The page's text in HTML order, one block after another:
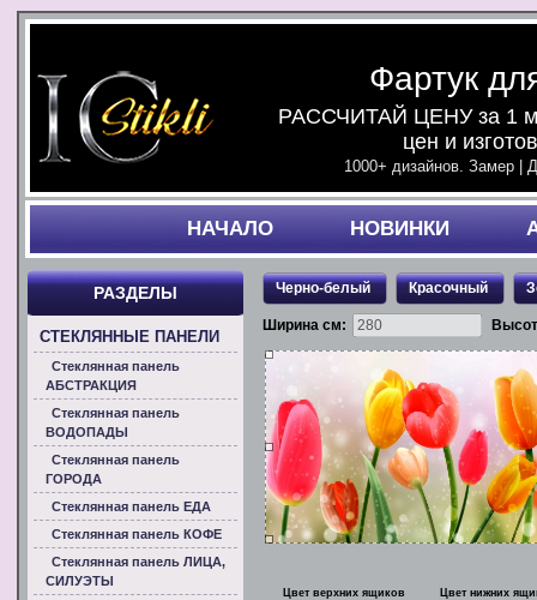
Фартук
РАССЧИТАЙ ЦЕНУ за 1
цен и
1000+ дизайнов. Замер |
НАЧАЛO НОВИНКИ
Черно-белый Красочный
Ширина см:
Цвет верхних ящиков Цвет нижних
РАЗДЕЛЫ
СТЕКЛЯННЫЕ ПАНЕЛИ
Стеклянная панель
АБСТРАКЦИЯ
Стеклянная панель
ВОДОПАДЫ
Стеклянная панель
ГОРОДА
Стеклянная панель ЕДА
Стеклянная панель КОФЕ
Стеклянная панель ЛИЦА,
СИЛУЭТЫ